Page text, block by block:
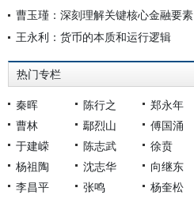
曹玉瑾：深刻理解关键核心金融要素
王永利：货币的本质和运行逻辑
热门专栏
秦晖 陈行之 郑永年
曹林
鄢烈山 傅国涌
于建嵘
陈志武 徐贲
杨祖陶
沈志华 向继东
李昌平
张鸣 杨奎松